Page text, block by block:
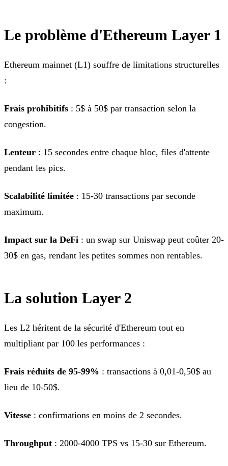
Le problème d'Ethereum Layer 1
Ethereum mainnet (L1) souffre de limitations structurelles
:
Frais prohibitifs : 5$ à 50$ par transaction selon la
congestion.
Lenteur : 15 secondes entre chaque bloc, files d'attente
pendant les pics.
Scalabilité limitée : 15-30 transactions par seconde
maximum.
Impact sur la DeFi : un swap sur Uniswap peut coûter 20-
30$ en gas, rendant les petites sommes non rentables.
La solution Layer 2
Les L2 héritent de la sécurité d'Ethereum tout en
multipliant par 100 les performances :
Frais réduits de 95-99% : transactions à 0,01-0,50$ au
lieu de 10-50$.
Vitesse : confirmations en moins de 2 secondes.
Throughput : 2000-4000 TPS vs 15-30 sur Ethereum.